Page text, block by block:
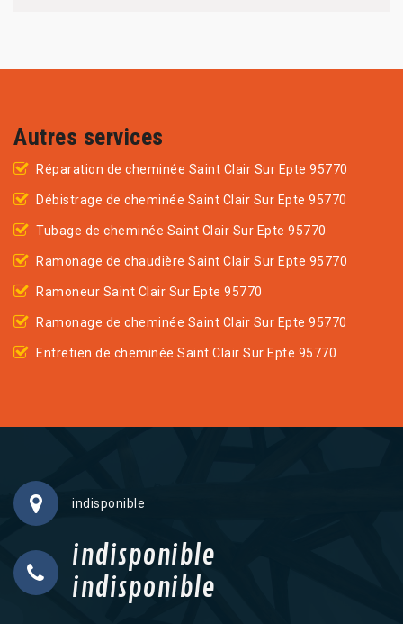
Autres services
Réparation de cheminée Saint Clair Sur Epte 95770
Débistrage de cheminée Saint Clair Sur Epte 95770
Tubage de cheminée Saint Clair Sur Epte 95770
Ramonage de chaudière Saint Clair Sur Epte 95770
Ramoneur Saint Clair Sur Epte 95770
Ramonage de cheminée Saint Clair Sur Epte 95770
Entretien de cheminée Saint Clair Sur Epte 95770
indisponible
indisponible
indisponible